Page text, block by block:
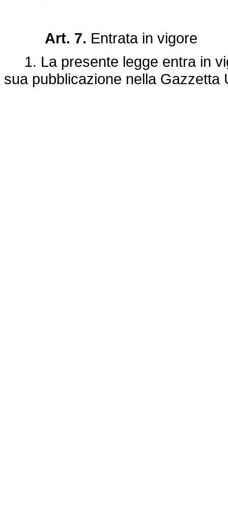
Art. 7. Entrata in vigore
1. La presente legge entra in
sua pubblicazione nella Gazzetta